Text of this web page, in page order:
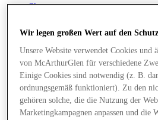
Shops
Wir legen großen Wert auf den
Unsere Website verwendet Cookies und
von McArthurGlen für verschiedene
Einige Cookies sind notwendig (z. B.
ordnungsgemäß funktioniert). Zu den
gehören solche, die die Nutzung der
Marketingkampagnen anpassen und die